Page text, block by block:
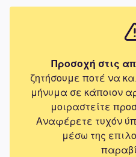
Προσοχή στις
ζητήσουμε ποτέ να
μήνυμα σε κάποιον
μοιραστείτε
Αναφέρετε τυχόν
μέσω της